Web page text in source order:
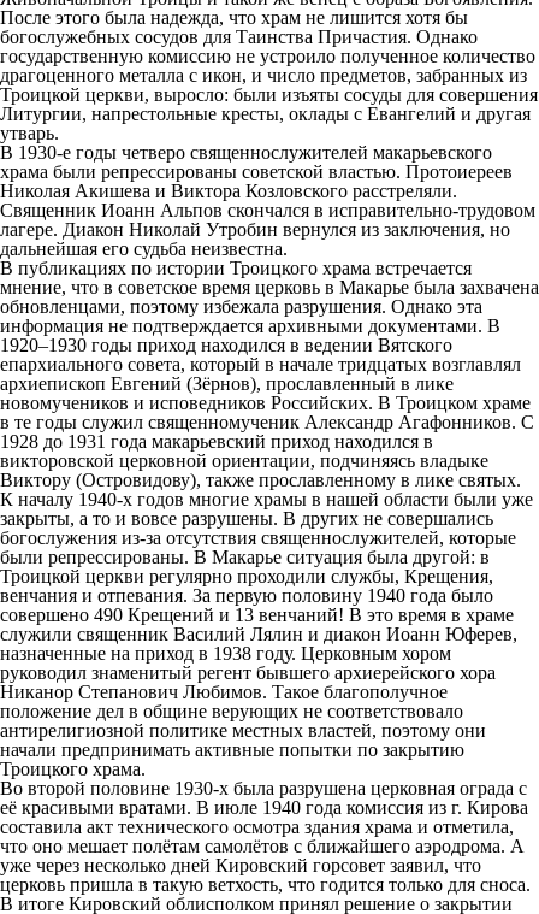
После этого была надежда, что храм не лишится хотя бы
богослужебных сосудов для Таинства Причастия. Однако
государственную комиссию не устроило полученное количество
драгоценного металла с икон, и число предметов, забранных из
Троицкой церкви, выросло: были изъяты сосуды для совершения
Литургии, напрестольные кресты, оклады с Евангелий и другая
утварь.
В 1930-е годы четверо священнослужителей макарьевского
храма были репрессированы советской властью. Протоиереев
Николая Акишева и Виктора Козловского расстреляли.
Священник Иоанн Альпов скончался в исправительно-трудовом
лагере. Диакон Николай Утробин вернулся из заключения, но
дальнейшая его судьба неизвестна.
В публикациях по истории Троицкого храма встречается
мнение, что в советское время церковь в Макарье была захвачена
обновленцами, поэтому избежала разрушения. Однако эта
информация не подтверждается архивными документами. В
1920–1930 годы приход находился в ведении Вятского
епархиального совета, который в начале тридцатых возглавлял
архиепископ Евгений (Зёрнов), прославленный в лике
новомучеников и исповедников Российских. В Троицком храме
в те годы служил священномученик Александр Агафонников. С
1928 до 1931 года макарьевский приход находился в
викторовской церковной ориентации, подчиняясь владыке
Виктору (Островидову), также прославленному в лике святых.
К началу 1940-х годов многие храмы в нашей области были уже
закрыты, а то и вовсе разрушены. В других не совершались
богослужения из-за отсутствия священнослужителей, которые
были репрессированы. В Макарье ситуация была другой: в
Троицкой церкви регулярно проходили службы, Крещения,
венчания и отпевания. За первую половину 1940 года было
совершено 490 Крещений и 13 венчаний! В это время в храме
служили священник Василий Лялин и диакон Иоанн Юферев,
назначенные на приход в 1938 году. Церковным хором
руководил знаменитый регент бывшего архиерейского хора
Никанор Степанович Любимов. Такое благополучное
положение дел в общине верующих не соответствовало
антирелигиозной политике местных властей, поэтому они
начали предпринимать активные попытки по закрытию
Троицкого храма.
Во второй половине 1930-х была разрушена церковная ограда с
её красивыми вратами. В июле 1940 года комиссия из г. Кирова
составила акт технического осмотра здания храма и отметила,
что оно мешает полётам самолётов с ближайшего аэродрома. А
уже через несколько дней Кировский горсовет заявил, что
церковь пришла в такую ветхость, что годится только для сноса.
В итоге Кировский облисполком принял решение о закрытии